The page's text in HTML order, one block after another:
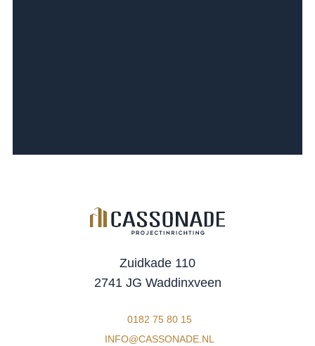
Zuidkade 110
2741 JG Waddinxveen
0182 75 80 15
INFO@CASSONADE.NL